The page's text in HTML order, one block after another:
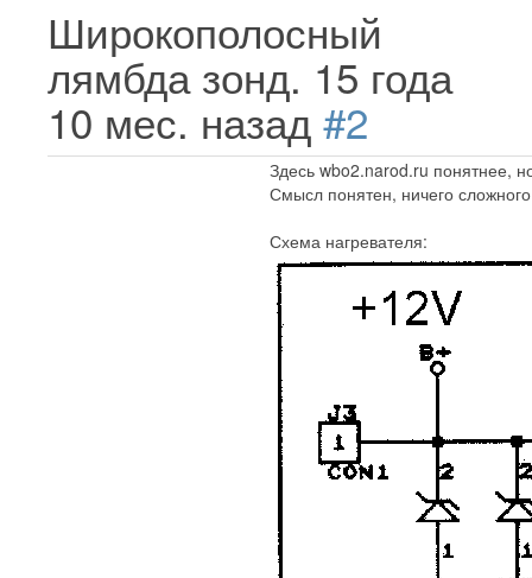
Широкополосный
лямбда зонд. 15 года
10 мес. назад #2
Здесь wbo2.narod.ru понятнее,
Смысл понятен, ничего
Схема нагревателя: